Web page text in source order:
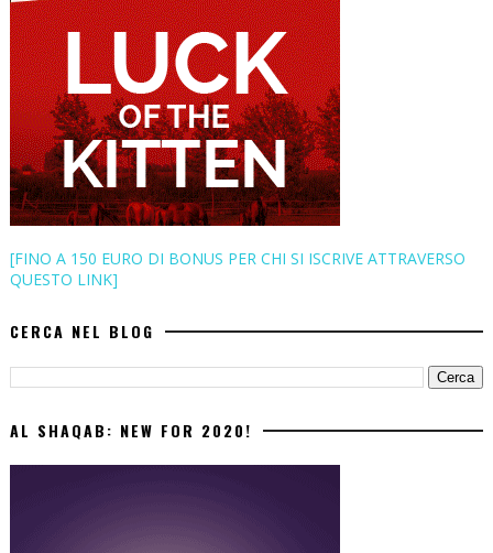
[FINO A 150 EURO DI BONUS PER CHI SI ISCRIVE ATTRAVERSO
QUESTO LINK]
CERCA NEL BLOG
AL SHAQAB: NEW FOR 2020!